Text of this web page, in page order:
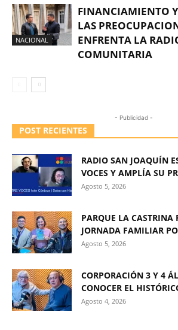
NACIONAL
FINANCIAMIENTO
LAS
ENFRENTA LA
COMUNITARIA
- Publicidad -
POST RECIENTES
RADIO SAN JOAQUÍN
VOCES Y AMPLÍA SU
Agosto 5, 2026
PARQUE LA CASTRINA
JORNADA FAMILIAR
Agosto 5, 2026
CORPORACIÓN 3 Y 4
CONOCER EL
Agosto 4, 2026